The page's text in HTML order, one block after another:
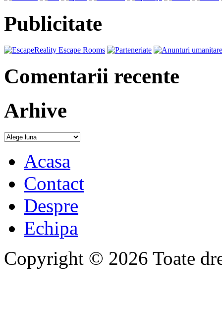
Publicitate
Comentarii recente
Arhive
Acasa
Contact
Despre
Echipa
Copyright © 2026 Toate